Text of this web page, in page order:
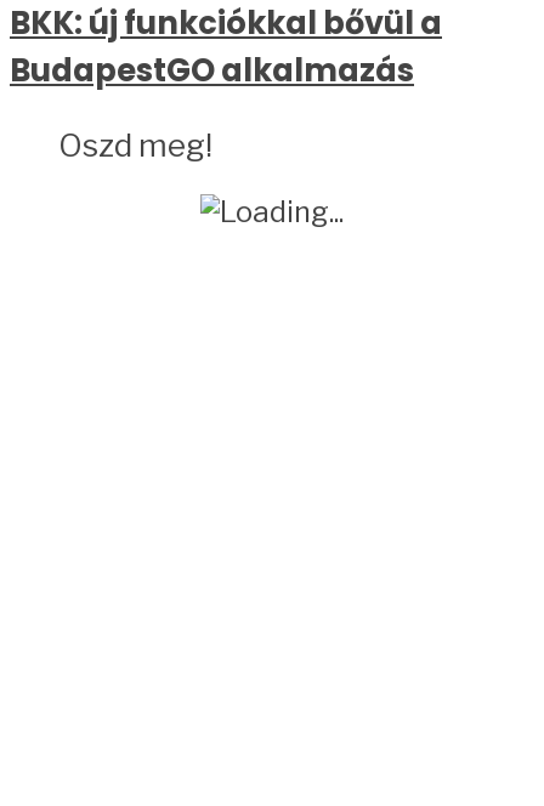
BKK: új funkciókkal bővül a
BudapestGO alkalmazás
Oszd meg!